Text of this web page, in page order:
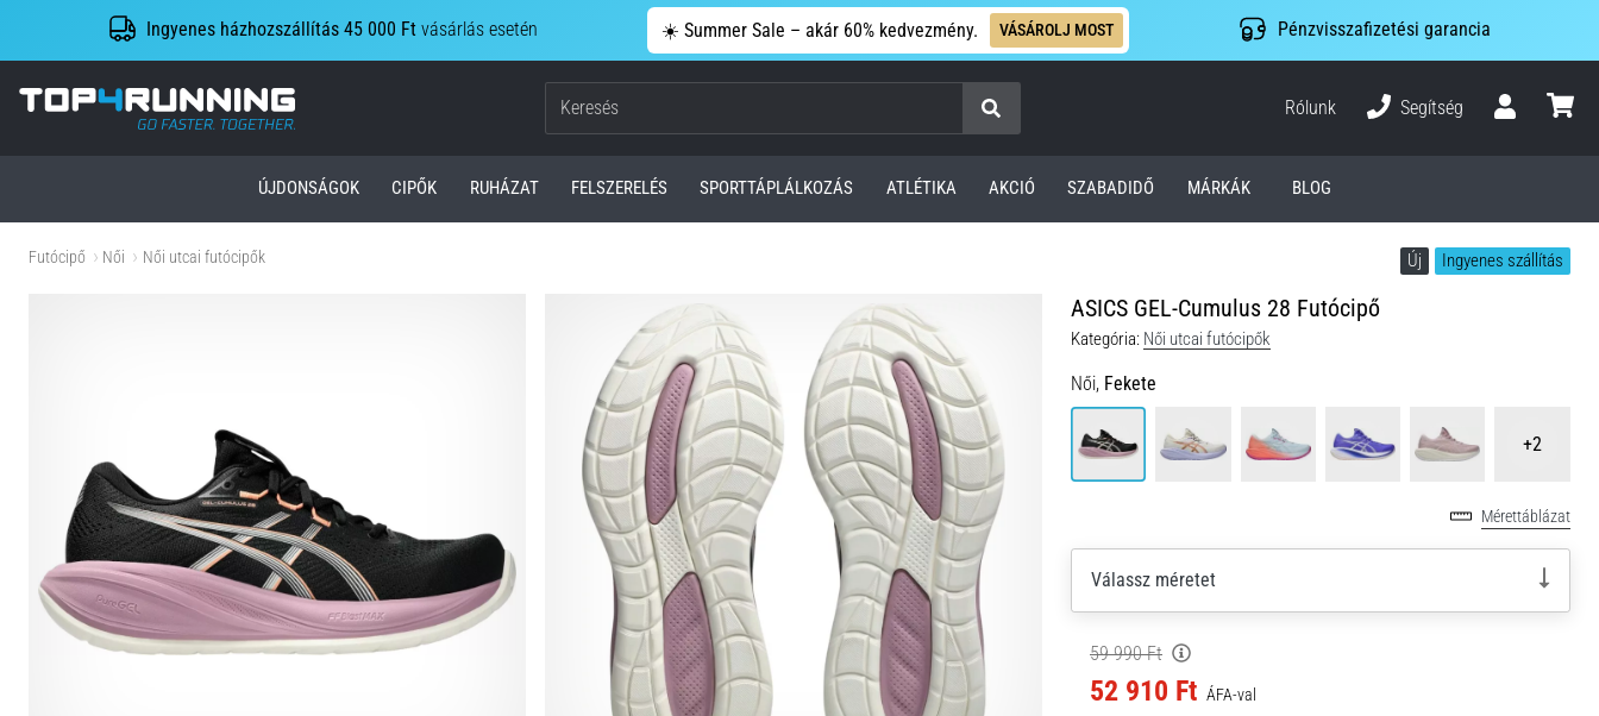
Ingyenes házhozszállítás 45 000 Ft vásárlás esetén ☀️ Summer Sale – akár 60% kedvezmény. VÁSÁROLJ MOST Pénzvisszafizetési garancia
Top4Running.hu
Keresés
Rólunk
Segítség
ÚJDONSÁGOK CIPŐK RUHÁZAT FELSZERELÉS SPORTTÁPLÁLKOZÁS ATLÉTIKA AKCIÓ SZABADIDŐ MÁRKÁK BLOG
Futócipő Női Női utcai futócipők Új Ingyenes szállítás
ASICS GEL-Cumulus 28 Futócipő
Kategória: Női utcai futócipők
Női, Fekete
+2
Mérettáblázat
Válassz méretet
59 990 Ft
52 910 Ft ÁFA-val